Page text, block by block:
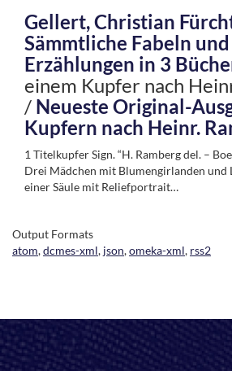
Gellert, Christian
Sämmtliche Fabeln und
Erzählungen in 3
einem Kupfer nach
/ Neueste Original-
Kupfern nach Heinr.
1 Titelkupfer Sign. “H. Ramberg del. –
Drei Mädchen mit Blumengirlanden und
einer Säule mit Reliefportrait…
Output Formats
atom,dcmes-xml, json,omeka-xml, rss2